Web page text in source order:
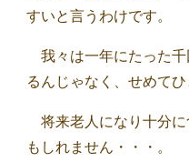
すいと言うわけです。
我々は一年にたった千
るんじゃなく、せめて
将来老人になり十分に
もしれません・・・。